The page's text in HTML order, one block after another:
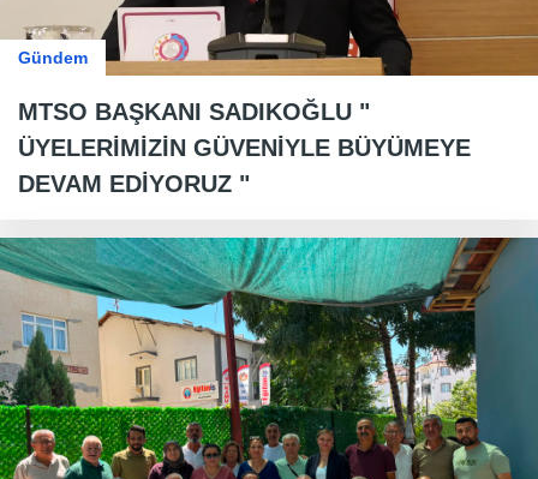
Gündem
MTSO BAŞKANI SADIKOĞLU "
ÜYELERİMİZİN GÜVENİYLE BÜYÜMEYE
DEVAM EDİYORUZ "